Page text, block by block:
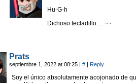
Hu-G-h
Dichoso tecladillo… ¬¬
Prats
septiembre 1, 2022 at 08:25 | # | Reply
Soy el único absolutamente acojonado de